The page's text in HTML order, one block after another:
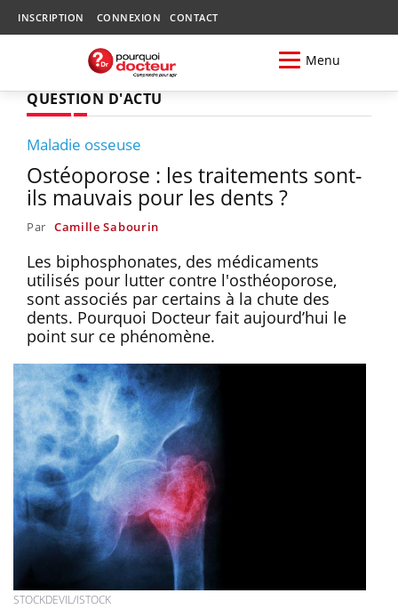
INSCRIPTION CONNEXION CONTACT
Menu
QUESTION D'ACTU
Maladie osseuse
Ostéoporose : les traitements sont-
ils mauvais pour les dents ?
Par Camille Sabourin
Les biphosphonates, des médicaments
utilisés pour lutter contre l'osthéoporose,
sont associés par certains à la chute des
dents. Pourquoi Docteur fait aujourd’hui le
point sur ce phénomène.
STOCKDEVIL/ISTOCK